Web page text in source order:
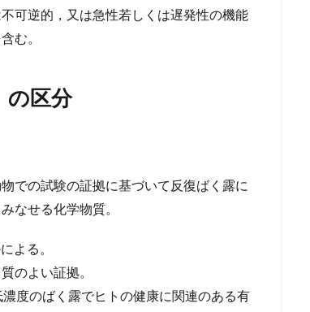
可逆的，又は急性若しくは遅発性の機能
む。
の区分
での試験の証拠に基づいて反復ばく露に
なせる化学物質。
よる。
のよい証拠。
度のばく露でヒトの健康に関連のある有